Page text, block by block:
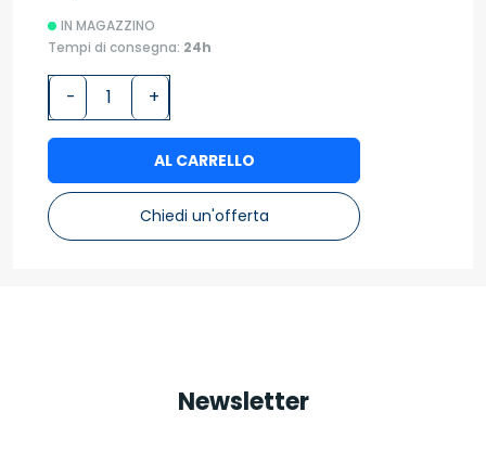
IN MAGAZZINO
Tempi di consegna: 24h
- +
AL CARRELLO
Chiedi un'offerta
Newsletter